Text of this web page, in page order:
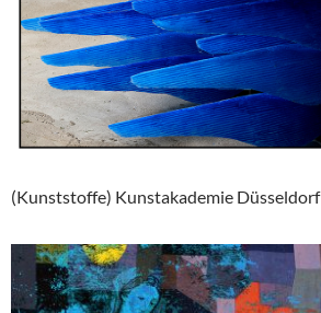
(Kunststoffe) Kunstakademie Düsseldorf